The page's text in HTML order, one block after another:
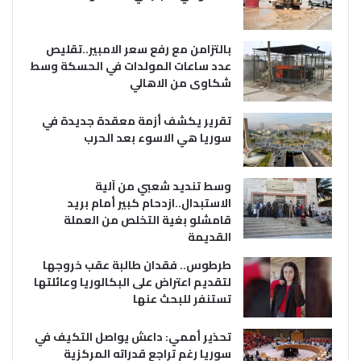
بالتزامن مع رفع سعر الامبير..تقليص
عدد ساعات المولدات في الحسكة وسط
شكاوى من الاهالي
تقرير يكشف أزمة معقدة جديدة في
سوريا هي الاسوء بعد الحرب
وسط تنديد شعبي من آلية
الاستبدال..ازدحام كبير أمام بريد
قامشلو بغية التخلص من العملة
القديمة
طرطوس.. فقدان طالبة عقب خروجها
لتقديم اعتراض على البكالوريا وعائلتها
تستنفر للبحث عنها
تحذير أممي: داعش يواصل التكيف في
سوريا رغم تراجع قدراته المركزية